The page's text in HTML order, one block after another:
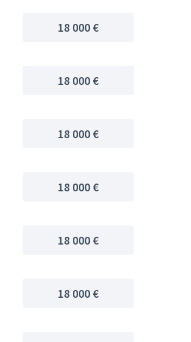
18 000 €
18 000 €
18 000 €
18 000 €
18 000 €
18 000 €